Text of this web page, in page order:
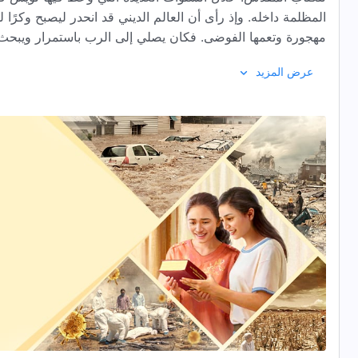
المظلمة داخله. وإذ رأى أن العالم الديني قد انحدر ليصبح
مهجورة وتعمها الفوضى. فكان يصلي إلى الرب باستمرار
عرض المزيد